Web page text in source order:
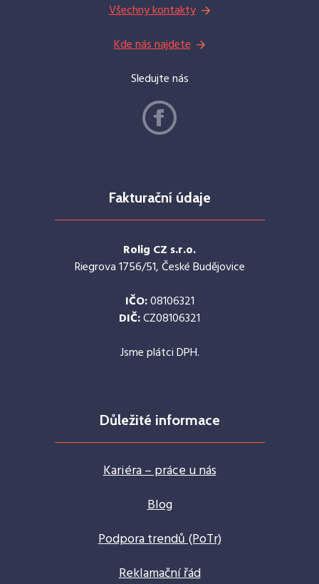
Všechny kontakty
Kde nás najdete
Sledujte nás
Fakturační údaje
Rolig CZ s.r.o.
Riegrova 1756/51, České Budějovice
IČO:08106321
DIČ:CZ08106321
Jsme plátci DPH.
Důležité informace
Kariéra – práce u nás
Blog
Podpora trendů (PoTr)
Reklamační řád